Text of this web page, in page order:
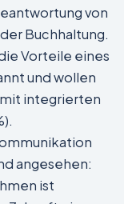
von
Buchhaltung.
Vorteile eines
und wollen
integrierten
angesehen:
ist